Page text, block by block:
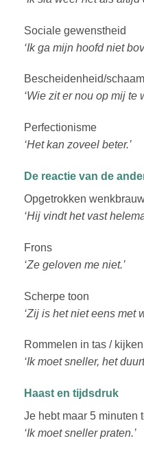
Sociale gewenstheid
‘Ik ga mijn hoofd niet
Bescheidenheid/
‘Wie zit er nou op mij te
Perfectionisme
‘Het kan zoveel beter.’
De reactie van de
Opgetrokken
‘Hij vindt het vast
Frons
‘Ze geloven me niet.’
Scherpe toon
‘Zij is het niet eens met
Rommelen in tas /
‘Ik moet sneller, het
Haast en tijdsdruk
Je hebt maar 5 minuten
‘Ik moet sneller praten.’